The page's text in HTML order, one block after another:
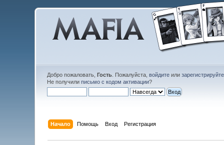
Добро пожаловать, Гость. Пожалуйста, войдитеили
Не получили письмо с кодом активации?
Начало Помощь Вход Регистрация